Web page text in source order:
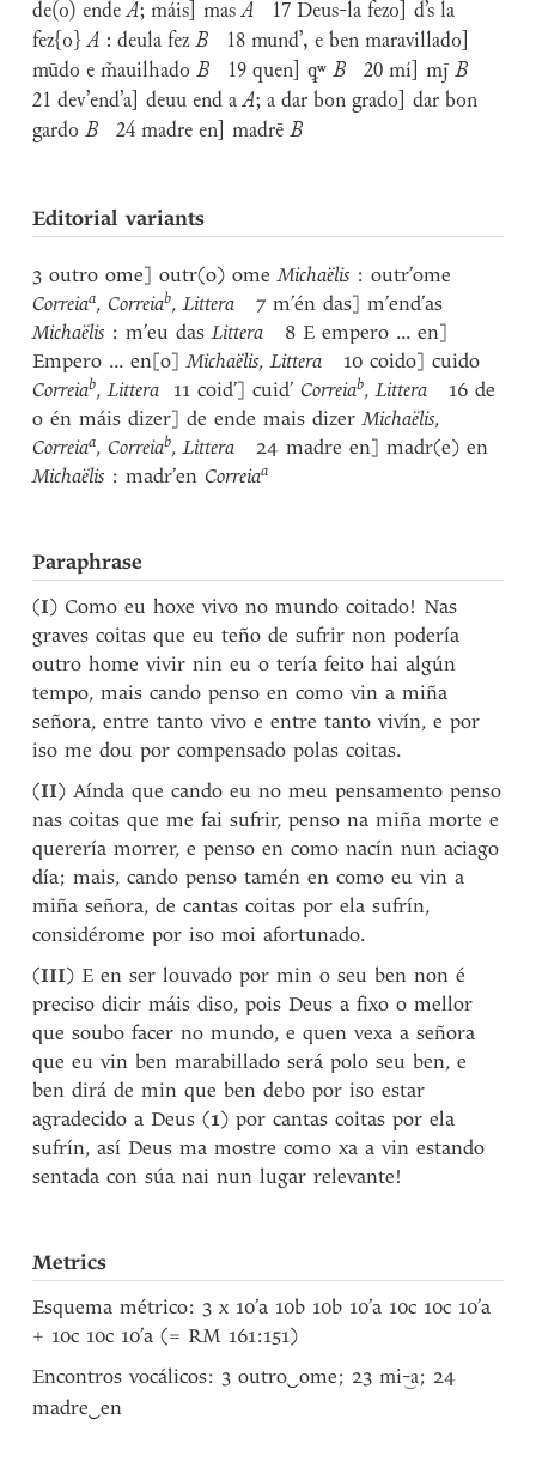
de(o) endeA; máis] masA 17 Deus-la fezo] d’s la
fez{o}A : deula fezB 18 mund’, e ben maravillado]
mūdo e m̃auilhadoB 19 quen] ꝙʷB 20 mí] mj̄B
21 dev’end’a] deuu end aA; a dar bon grado] dar bon
gardoB 24 madre en] madrēB
Editorial variants
3 outro ome] outr(o) omeMichaëlis : outr’ome
Correiaa,Correiab, Littera7 m’én das] m’end’as
Michaëlis : m’eu das Littera 8 E empero ... en]
Empero ... en[o]Michaëlis, Littera 10 coido] cuido
Correiab, Littera 11 coid’] cuid’Correiab, Littera 16 de
o én máis dizer] de ende mais dizerMichaëlis,
Correiaa,Correiab,Littera 24 madre en] madr(e) en
Michaëlis : madr’enCorreiaa
Paraphrase
(I) Como eu hoxe vivo no mundo coitado! Nas
graves coitas que eu teño de sufrir non podería
outro home vivir nin eu o tería feito hai algún
tempo, mais cando penso en como vin a miña
señora, entre tanto vivo e entre tanto vivín, e por
iso me dou por compensado polas coitas.
(II) Aínda que cando eu no meu pensamento penso
nas coitas que me fai sufrir, penso na miña morte e
querería morrer, e penso en como nacín nun aciago
día; mais, cando penso tamén en como eu vin a
miña señora, de cantas coitas por ela sufrín,
considérome por iso moi afortunado.
(III) E en ser louvado por min o seu ben non é
preciso dicir máis diso, pois Deus a fixo o mellor
que soubo facer no mundo, e quen vexa a señora
que eu vin ben marabillado será polo seu ben, e
ben dirá de min que ben debo por iso estar
agradecido a Deus (1) por cantas coitas por ela
sufrín, así Deus ma mostre como xa a vin estando
sentada con súa nai nun lugar relevante!
Metrics
Esquema métrico: 3 x 10’a 10b 10b 10’a 10c 10c 10’a
+ 10c 10c 10’a (= RM 161:151)
Encontros vocálicos: 3 outro ‿ome; 23mi-‿a; 24
madre ‿en